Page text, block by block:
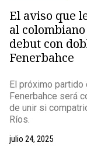
El aviso que
al
debut con
Fenerbahce
El próximo partido
Fenerbahce será
de unir si
Ríos.
julio 24, 2025